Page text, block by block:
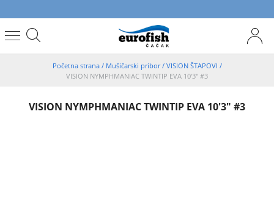
Početna strana / Mušičarski pribor/ VISION ŠTAPOVI /
VISION NYMPHMANIAC TWINTIP EVA 10'3" #3
VISION NYMPHMANIAC TWINTIP EVA 10'3" #3